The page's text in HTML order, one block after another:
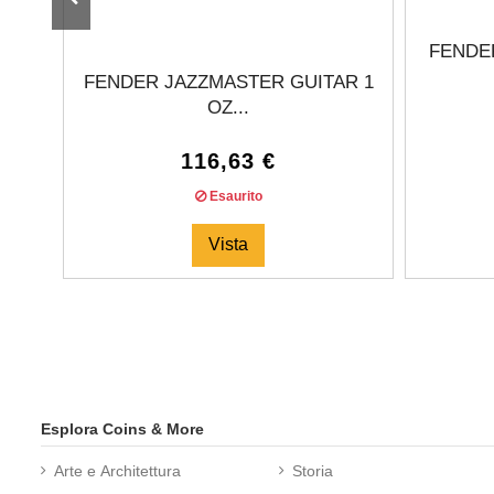
FENDER JAZZMASTER GUITAR 1
OZ...
116,63 €
Esaurito
Vista
Esplora Coins & More
Arte e Architettura
Storia